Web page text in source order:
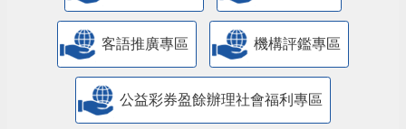
客語推廣專區 機構評鑑專區
公益彩券盈餘辦理社會福利專區